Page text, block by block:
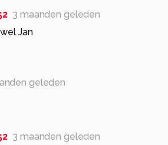
3 maanden geleden
Jan
geleden
3 maanden geleden